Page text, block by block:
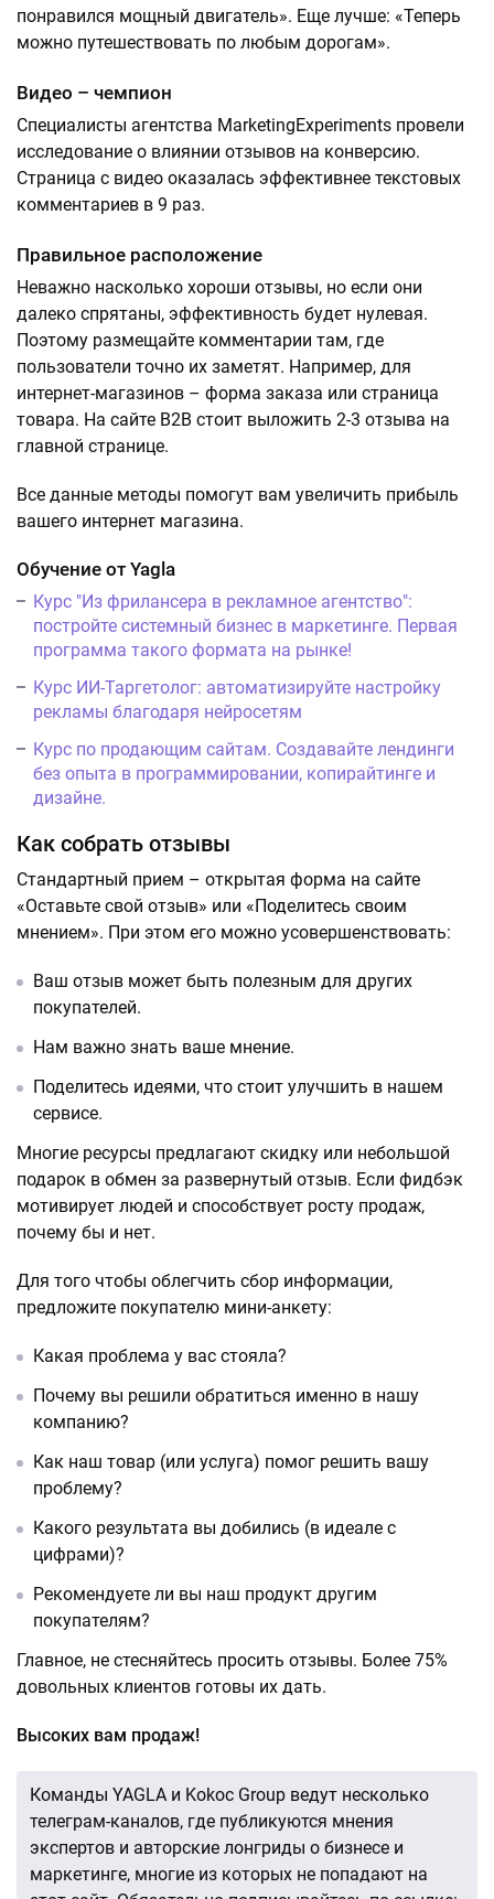
понравился мощный двигатель». Еще лучше: «Теперь
можно путешествовать по любым дорогам».
Видео – чемпион
Специалисты агентства MarketingExperiments провели
исследование о влиянии отзывов на конверсию.
Страница с видео оказалась эффективнее текстовых
комментариев в 9 раз.
Правильное расположение
Неважно насколько хороши отзывы, но если они
далеко спрятаны, эффективность будет нулевая.
Поэтому размещайте комментарии там, где
пользователи точно их заметят. Например, для
интернет-магазинов – форма заказа или страница
товара. На сайте B2B стоит выложить 2-3 отзыва на
главной странице.
Все данные методы помогут вам увеличить прибыль
вашего интернет магазина.
Обучение от Yagla
Курс "Из фрилансера в рекламное агентство":
постройте системный бизнес в маркетинге. Первая
программа такого формата на рынке!
Курс ИИ-Таргетолог: автоматизируйте настройку
рекламы благодаря нейросетям
Курс по продающим сайтам. Создавайте лендинги
без опыта в программировании, копирайтинге и
дизайне.
Как собрать отзывы
Стандартный прием – открытая форма на сайте
«Оставьте свой отзыв» или «Поделитесь своим
мнением». При этом его можно усовершенствовать:
Ваш отзыв может быть полезным для других
покупателей.
Нам важно знать ваше мнение.
Поделитесь идеями, что стоит улучшить в нашем
сервисе.
Многие ресурсы предлагают скидку или небольшой
подарок в обмен за развернутый отзыв. Если фидбэк
мотивирует людей и способствует росту продаж,
почему бы и нет.
Для того чтобы облегчить сбор информации,
предложите покупателю мини-анкету:
Какая проблема у вас стояла?
Почему вы решили обратиться именно в нашу
компанию?
Как наш товар (или услуга) помог решить вашу
проблему?
Какого результата вы добились (в идеале с
цифрами)?
Рекомендуете ли вы наш продукт другим
покупателям?
Главное, не стесняйтесь просить отзывы. Более 75%
довольных клиентов готовы их дать.
Высоких вам продаж!
Команды YAGLA и Kokoc Group ведут несколько
телеграм-каналов, где публикуются мнения
экспертов и авторские лонгриды о бизнесе и
маркетинге, многие из которых не попадают на